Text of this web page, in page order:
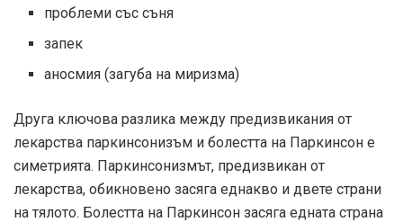
проблеми със съня
запек
аносмия (загуба на миризма)
Друга ключова разлика между предизвикания от
лекарства паркинсонизъм и болестта на Паркинсон е
симетрията. Паркинсонизмът, предизвикан от
лекарства, обикновено засяга еднакво и двете страни
на тялото. Болестта на Паркинсон засяга едната страна